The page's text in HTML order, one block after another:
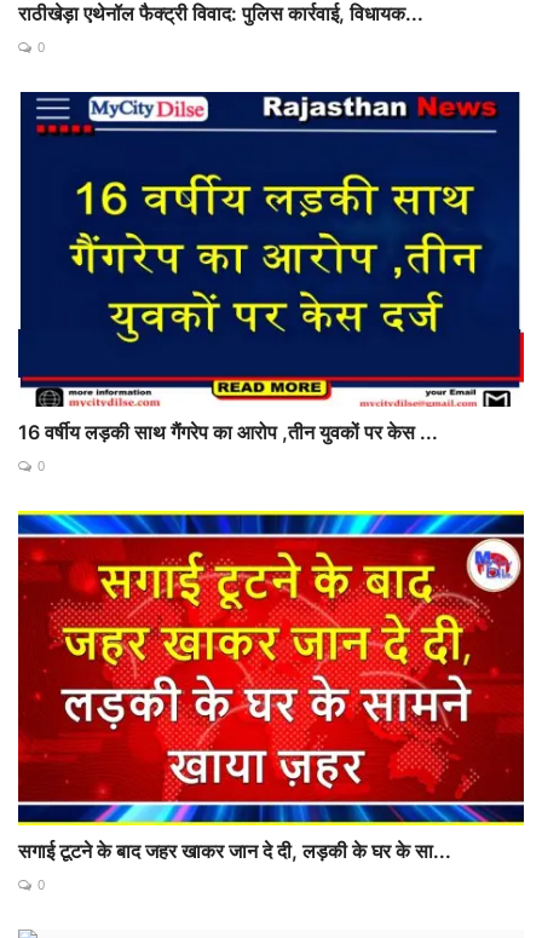
राठीखेड़ा एथेनॉल फैक्ट्री विवाद: पुलिस कार्रवाई, विधायक...
0
16 वर्षीय लड़की साथ गैंगरेप का आरोप ,तीन युवकों पर केस ...
0
सगाई टूटने के बाद जहर खाकर जान दे दी, लड़की के घर के सा...
0